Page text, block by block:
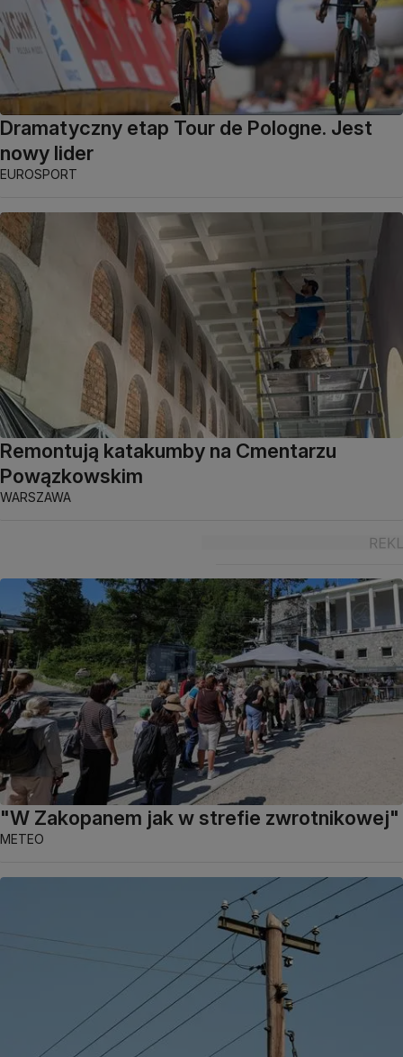
Dramatyczny etap Tour de Pologne. Jest
nowy lider
EUROSPORT
Remontują katakumby na Cmentarzu
Powązkowskim
WARSZAWA
"W Zakopanem jak w strefie zwrotnikowej"
METEO